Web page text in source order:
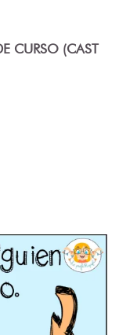
CURSO (CAST